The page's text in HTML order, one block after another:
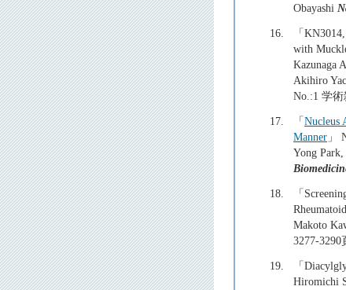
Obayashi
16.
「
with
Kazunaga
Akihiro
No.:1 学術
17.
「Nucleus
Manner 」
Yong
18.
「
Makoto
3277-3290
19.
「
Hiromichi